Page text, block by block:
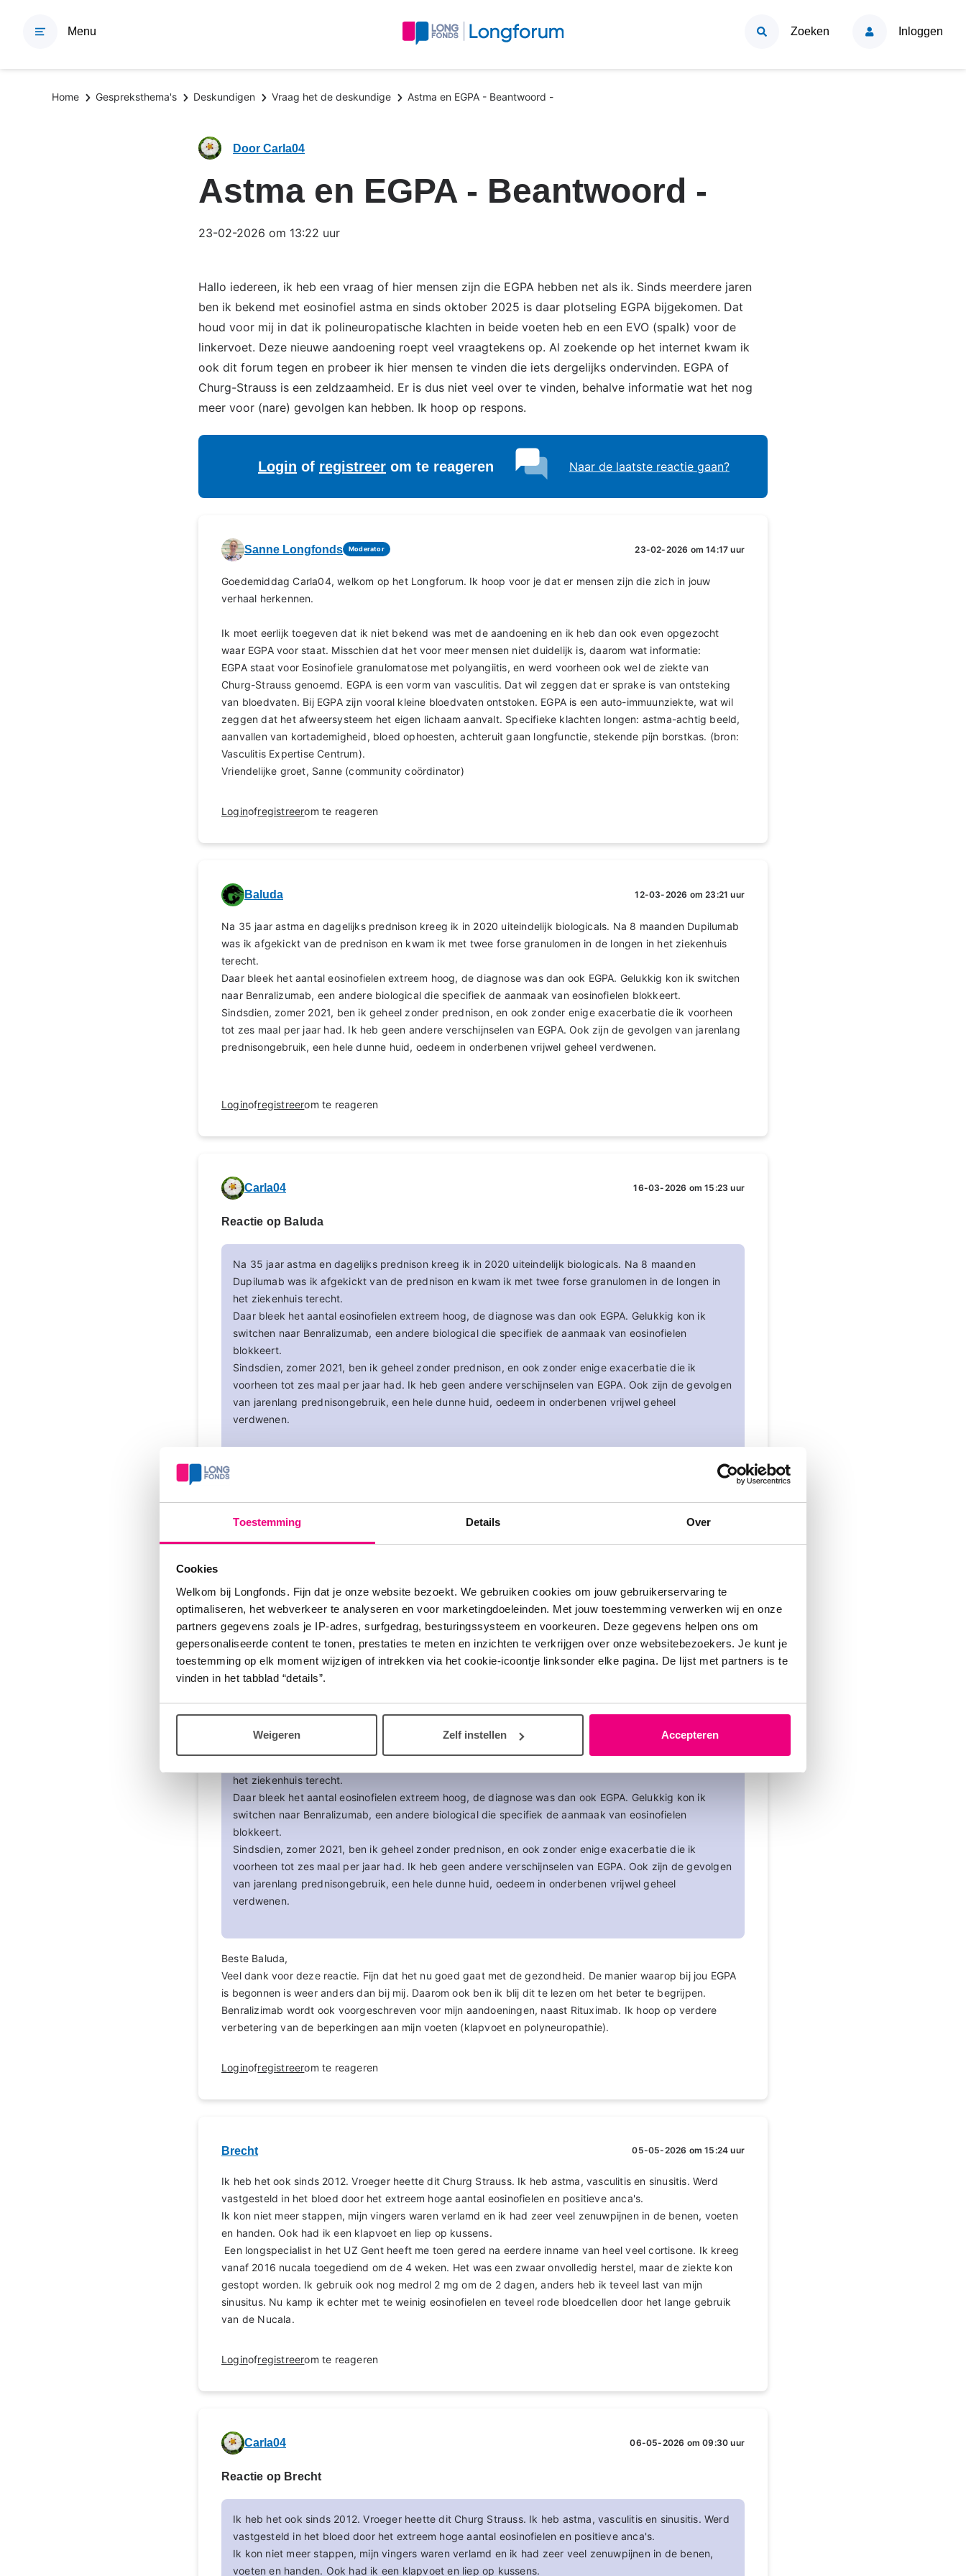
Toestemming Details Over
Cookies
Welkom bij Longfonds. Fijn dat je onze website bezoekt. We gebruiken cookies om jouw gebruikerservaring te
optimaliseren, het webverkeer te analyseren en voor marketingdoeleinden. Met jouw toestemming verwerken wij en onze
partners gegevens zoals je IP-adres, surfgedrag, besturingssysteem en voorkeuren. Deze gegevens helpen ons om
gepersonaliseerde content te tonen, prestaties te meten en inzichten te verkrijgen over onze websitebezoekers. Je kunt je
toestemming op elk moment wijzigen of intrekken via het cookie-icoontje linksonder elke pagina. De lijst met partners is te
vinden in het tabblad “details”.
Weigeren Zelf instellen Accepteren
Menu Zoeken Inloggen
Kruimelpad
Home Gespreksthema's Deskundigen Vraag het de deskundige Astma en EGPA - Beantwoord -
Door Carla04
Astma en EGPA - Beantwoord -
23-02-2026 om 13:22 uur
Hallo iedereen, ik heb een vraag of hier mensen zijn die EGPA hebben net als ik. Sinds meerdere jaren
ben ik bekend met eosinofiel astma en sinds oktober 2025 is daar plotseling EGPA bijgekomen. Dat
houd voor mij in dat ik polineuropatische klachten in beide voeten heb en een EVO (spalk) voor de
linkervoet. Deze nieuwe aandoening roept veel vraagtekens op. Al zoekende op het internet kwam ik
ook dit forum tegen en probeer ik hier mensen te vinden die iets dergelijks ondervinden. EGPA of
Churg-Strauss is een zeldzaamheid. Er is dus niet veel over te vinden, behalve informatie wat het nog
meer voor (nare) gevolgen kan hebben. Ik hoop op respons.
Login of registreer om te reageren Naar de laatste reactie gaan?
Sanne Longfonds Moderator 23-02-2026 om 14:17 uur
Goedemiddag Carla04, welkom op het Longforum. Ik hoop voor je dat er mensen zijn die zich in jouw
verhaal herkennen.
Ik moet eerlijk toegeven dat ik niet bekend was met de aandoening en ik heb dan ook even opgezocht
waar EGPA voor staat. Misschien dat het voor meer mensen niet duidelijk is, daarom wat informatie:
EGPA staat voor Eosinofiele granulomatose met polyangiitis, en werd voorheen ook wel de ziekte van
Churg-Strauss genoemd. EGPA is een vorm van vasculitis. Dat wil zeggen dat er sprake is van ontsteking
van bloedvaten. Bij EGPA zijn vooral kleine bloedvaten ontstoken. EGPA is een auto-immuunziekte, wat wil
zeggen dat het afweersysteem het eigen lichaam aanvalt. Specifieke klachten longen: astma-achtig beeld,
aanvallen van kortademigheid, bloed ophoesten, achteruit gaan longfunctie, stekende pijn borstkas. (bron:
Vasculitis Expertise Centrum).
Vriendelijke groet, Sanne (community coördinator)
Loginofregistreerom te reageren
Baluda 12-03-2026 om 23:21 uur
Na 35 jaar astma en dagelijks prednison kreeg ik in 2020 uiteindelijk biologicals. Na 8 maanden Dupilumab
was ik afgekickt van de prednison en kwam ik met twee forse granulomen in de longen in het ziekenhuis
terecht.
Daar bleek het aantal eosinofielen extreem hoog, de diagnose was dan ook EGPA. Gelukkig kon ik switchen
naar Benralizumab, een andere biological die specifiek de aanmaak van eosinofielen blokkeert.
Sindsdien, zomer 2021, ben ik geheel zonder prednison, en ook zonder enige exacerbatie die ik voorheen
tot zes maal per jaar had. Ik heb geen andere verschijnselen van EGPA. Ook zijn de gevolgen van jarenlang
prednisongebruik, een hele dunne huid, oedeem in onderbenen vrijwel geheel verdwenen.
Loginofregistreerom te reageren
Carla04 16-03-2026 om 15:23 uur
Reactie op Baluda
Na 35 jaar astma en dagelijks prednison kreeg ik in 2020 uiteindelijk biologicals. Na 8 maanden
Dupilumab was ik afgekickt van de prednison en kwam ik met twee forse granulomen in de longen in
het ziekenhuis terecht.
Daar bleek het aantal eosinofielen extreem hoog, de diagnose was dan ook EGPA. Gelukkig kon ik
switchen naar Benralizumab, een andere biological die specifiek de aanmaak van eosinofielen
blokkeert.
Sindsdien, zomer 2021, ben ik geheel zonder prednison, en ook zonder enige exacerbatie die ik
voorheen tot zes maal per jaar had. Ik heb geen andere verschijnselen van EGPA. Ook zijn de gevolgen
van jarenlang prednisongebruik, een hele dunne huid, oedeem in onderbenen vrijwel geheel
verdwenen.
Beste Baluda,
Benralizimab wordt ook voorgeschreven voor mijn aandoeningen, naast Rituximab. Ik hoop op verdere
verbetering van de beperkingen aan mijn voeten (klapvoet en polyneuropathie).
Login registreerom te reageren
Carla04 16-03-2026 om 15:23 uur
Reactie op Baluda
het ziekenhuis terecht.
Daar bleek het aantal eosinofielen extreem hoog, de diagnose was dan ook EGPA. Gelukkig kon ik
switchen naar Benralizumab, een andere biological die specifiek de aanmaak van eosinofielen
blokkeert.
Sindsdien, zomer 2021, ben ik geheel zonder prednison, en ook zonder enige exacerbatie die ik
voorheen tot zes maal per jaar had. Ik heb geen andere verschijnselen van EGPA. Ook zijn de gevolgen
van jarenlang prednisongebruik, een hele dunne huid, oedeem in onderbenen vrijwel geheel
verdwenen.
Beste Baluda,
Veel dank voor deze reactie. Fijn dat het nu goed gaat met de gezondheid. De manier waarop bij jou EGPA
is begonnen is weer anders dan bij mij. Daarom ook ben ik blij dit te lezen om het beter te begrijpen.
Benralizimab wordt ook voorgeschreven voor mijn aandoeningen, naast Rituximab. Ik hoop op verdere
verbetering van de beperkingen aan mijn voeten (klapvoet en polyneuropathie).
Loginofregistreerom te reageren
Brecht 05-05-2026 om 15:24 uur
Ik heb het ook sinds 2012. Vroeger heette dit Churg Strauss. Ik heb astma, vasculitis en sinusitis. Werd
vastgesteld in het bloed door het extreem hoge aantal eosinofielen en positieve anca's.
Ik kon niet meer stappen, mijn vingers waren verlamd en ik had zeer veel zenuwpijnen in de benen, voeten
en handen. Ook had ik een klapvoet en liep op kussens.
Een longspecialist in het UZ Gent heeft me toen gered na eerdere inname van heel veel cortisone. Ik kreeg
vanaf 2016 nucala toegediend om de 4 weken. Het was een zwaar onvolledig herstel, maar de ziekte kon
gestopt worden. Ik gebruik ook nog medrol 2 mg om de 2 dagen, anders heb ik teveel last van mijn
sinusitus. Nu kamp ik echter met te weinig eosinofielen en teveel rode bloedcellen door het lange gebruik
van de Nucala.
Loginofregistreerom te reageren
Carla04 06-05-2026 om 09:30 uur
Reactie op Brecht
Ik heb het ook sinds 2012. Vroeger heette dit Churg Strauss. Ik heb astma, vasculitis en sinusitis. Werd
vastgesteld in het bloed door het extreem hoge aantal eosinofielen en positieve anca's.
Ik kon niet meer stappen, mijn vingers waren verlamd en ik had zeer veel zenuwpijnen in de benen,
voeten en handen. Ook had ik een klapvoet en liep op kussens.